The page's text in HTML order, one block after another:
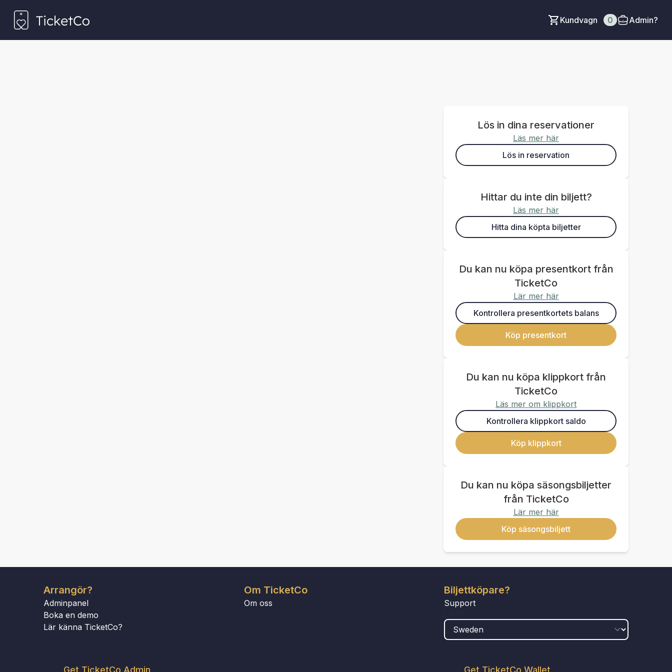
Kundvagn 0 Admin?
Lös in dina reservationer
Läs mer här
Lös in reservation
Hittar du inte din biljett?
Läs mer här
Hitta dina köpta biljetter
Du kan nu köpa presentkort från
TicketCo
Lär mer här
Kontrollera presentkortets balans
Köp presentkort
Du kan nu köpa klippkort från
TicketCo
Läs mer om klippkort
Kontrollera klippkort saldo
Köp klippkort
Du kan nu köpa säsongsbiljetter
från TicketCo
Lär mer här
Köp säsongsbiljett
Arrangör?
Adminpanel
Boka en demo
Lär känna TicketCo?
Get TicketCo Admin
Om TicketCo
Om oss
Biljettköpare?
Support
Get TicketCo Wallet